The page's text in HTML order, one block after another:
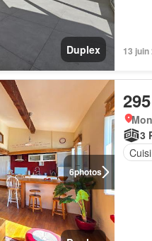
Duplex 13
6photos
3